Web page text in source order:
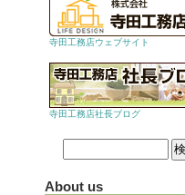
寺田工務店ウェブサイト
寺田工務店社長ブログ
About us